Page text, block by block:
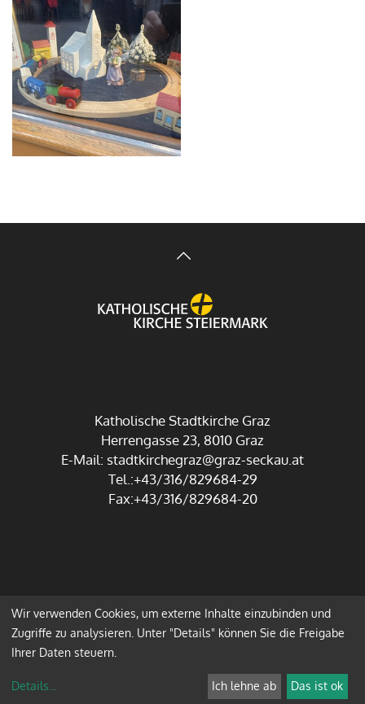
Katholische Stadtkirche Graz
Herrengasse 23, 8010 Graz
E-Mail: stadtkirchegraz@graz-seckau.at
Tel.:+43/316/829684-29
Fax:+43/316/829684-20
Impressum Datenschutz
Wir verwenden Cookies, um externe Inhalte einzubinden und
Zugriffe zu analysieren. Unter "Details" können Sie die Freigabe
Ihrer Daten steuern.
Details... Ich lehne ab Das ist ok